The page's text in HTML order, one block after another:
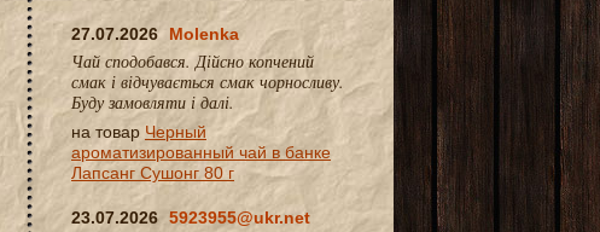
27.07.2026 Molenka
Чай сподобався. Дійсно копчений
смак і відчувається смак чорносливу.
Буду замовляти і далі.
на товар Черный
ароматизированный чай в банке
Лапсанг Сушонг 80 г
23.07.2026 5923955@ukr.net